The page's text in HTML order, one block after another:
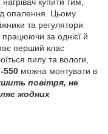
опалення. Цьому
та регулятори
працюючи за однієї й
перший клас
пилу та вологи,
550 можна монтувати в
повітря, не
жодних